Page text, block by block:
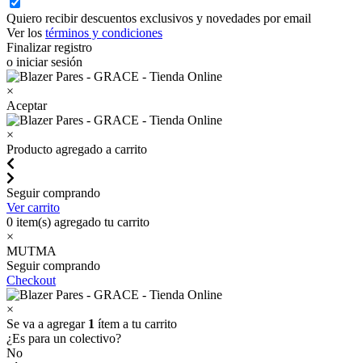
Quiero recibir descuentos exclusivos y novedades por email
Ver los términos y condiciones
Finalizar registro
o iniciar sesión
×
Aceptar
×
Producto agregado a carrito
Seguir comprando
Ver carrito
0 item(s) agregado tu carrito
×
MUTMA
Seguir comprando
Checkout
×
Se va a agregar 1 ítem a tu carrito
¿Es para un colectivo?
No